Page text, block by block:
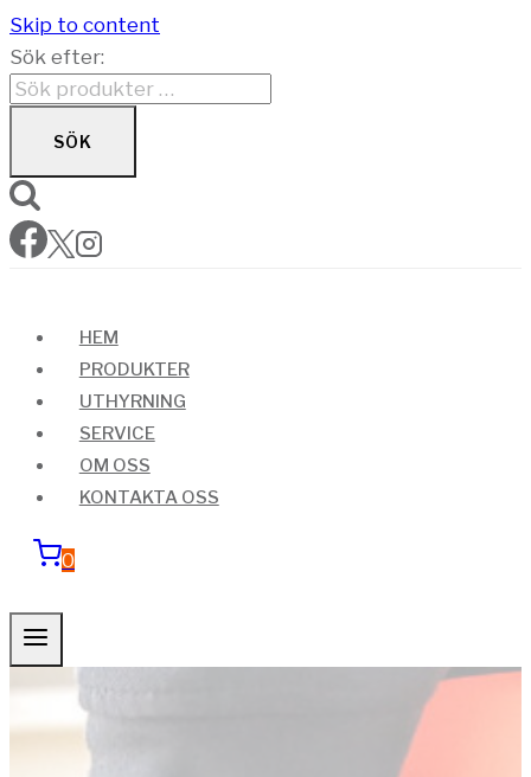
Skip to content
Sök efter:
SÖK
HEM
PRODUKTER
UTHYRNING
SERVICE
OM OSS
KONTAKTA OSS
0